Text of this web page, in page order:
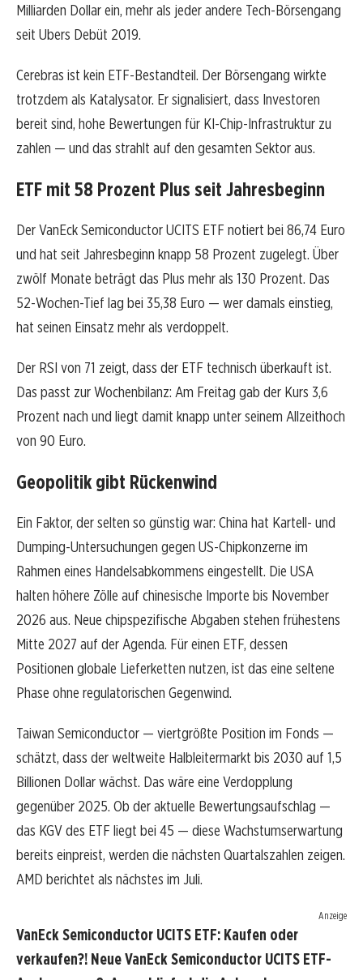
Milliarden Dollar ein, mehr als jeder andere Tech-Börsengang
seit Ubers Debüt 2019.
Cerebras ist kein ETF-Bestandteil. Der Börsengang wirkte
trotzdem als Katalysator. Er signalisiert, dass Investoren
bereit sind, hohe Bewertungen für KI-Chip-Infrastruktur zu
zahlen — und das strahlt auf den gesamten Sektor aus.
ETF mit 58 Prozent Plus seit Jahresbeginn
Der VanEck Semiconductor UCITS ETF notiert bei 86,74 Euro
und hat seit Jahresbeginn knapp 58 Prozent zugelegt. Über
zwölf Monate beträgt das Plus mehr als 130 Prozent. Das
52-Wochen-Tief lag bei 35,38 Euro — wer damals einstieg,
hat seinen Einsatz mehr als verdoppelt.
Der RSI von 71 zeigt, dass der ETF technisch überkauft ist.
Das passt zur Wochenbilanz: Am Freitag gab der Kurs 3,6
Prozent nach und liegt damit knapp unter seinem Allzeithoch
von 90 Euro.
Geopolitik gibt Rückenwind
Ein Faktor, der selten so günstig war: China hat Kartell- und
Dumping-Untersuchungen gegen US-Chipkonzerne im
Rahmen eines Handelsabkommens eingestellt. Die USA
halten höhere Zölle auf chinesische Importe bis November
2026 aus. Neue chipspezifische Abgaben stehen frühestens
Mitte 2027 auf der Agenda. Für einen ETF, dessen
Positionen globale Lieferketten nutzen, ist das eine seltene
Phase ohne regulatorischen Gegenwind.
Taiwan Semiconductor — viertgrößte Position im Fonds —
schätzt, dass der weltweite Halbleitermarkt bis 2030 auf 1,5
Billionen Dollar wächst. Das wäre eine Verdopplung
gegenüber 2025. Ob der aktuelle Bewertungsaufschlag —
das KGV des ETF liegt bei 45 — diese Wachstumserwartung
bereits einpreist, werden die nächsten Quartalszahlen zeigen.
AMD berichtet als nächstes im Juli.
Anzeige
VanEck Semiconductor UCITS ETF: Kaufen oder
verkaufen?! Neue VanEck Semiconductor UCITS ETF-